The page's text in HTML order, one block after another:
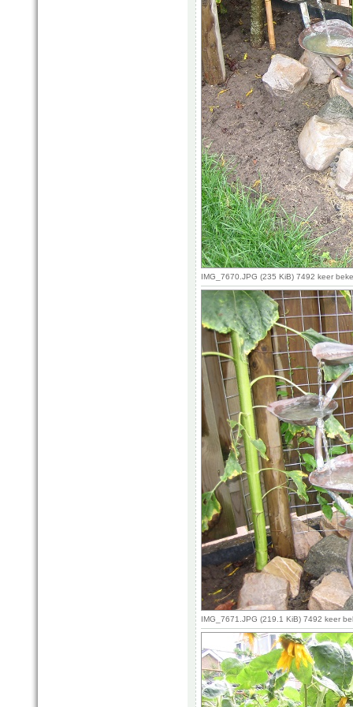
IMG_7670.JPG (235 KiB) 7492 keer
IMG_7671.JPG (219.1 KiB) 7492 keer